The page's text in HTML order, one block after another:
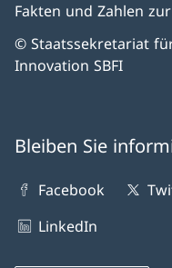
Fakten und Zahlen
© Staatssekretariat
Innovation SBFI
Bleiben Sie
Facebook
LinkedIn